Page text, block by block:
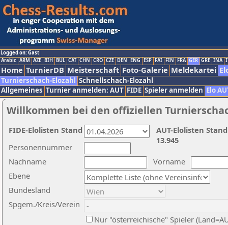
Logged on: Gast
Arabic ARM AZE BIH BUL CAT CHN CRO CZE DEN ENG ESP FAI FIN FRA GER GRE INA
Home TurnierDB Meisterschaft Foto-Galerie Meldekartei
Turnierschach-Elozahl Schnellschach-Elozahl
Allgemeines Turnier anmelden: AUT FIDE Spieler anmelden Elo
Willkommen bei den offiziellen
Nachname
Vorname
Ebene
Personennummer
Bundesland
Spgem./Kreis/Verein
Nur "österreichische" Spieler
AUT-Elolisten
13.945
FIDE-Elolisten Stand